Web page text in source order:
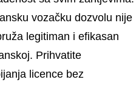
vozačku dozvolu nije
legitiman i efikasan
Prihvatite
licence bez